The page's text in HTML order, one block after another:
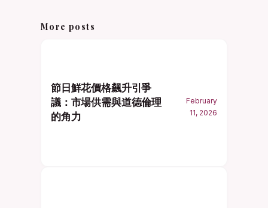
More posts
節日鮮花價格飆升引爭
議：市場供需與道德倫理
的角力
February
11, 2026